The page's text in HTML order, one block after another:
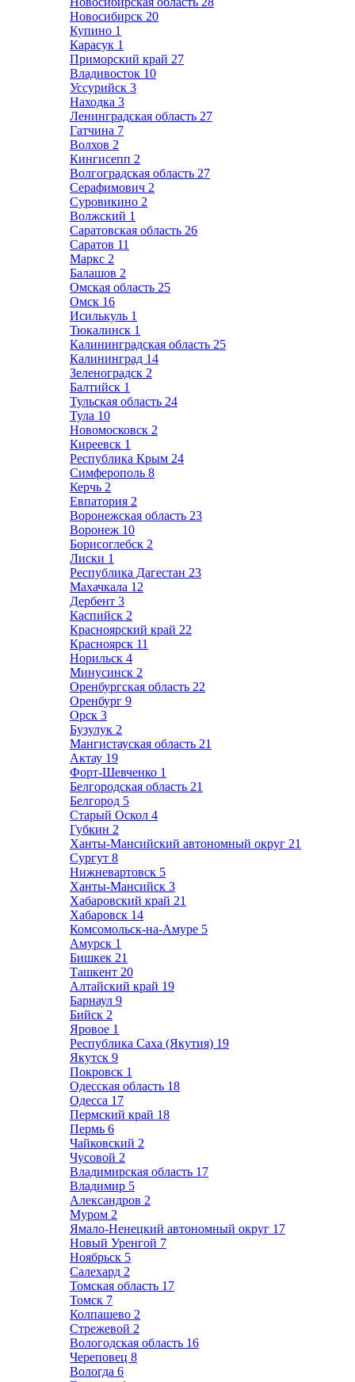
Новосибирск 20
Купино 1
Карасук 1
Приморский край 27
Владивосток 10
Уссурийск 3
Находка 3
Ленинградская область 27
Гатчина 7
Волхов 2
Кингисепп 2
Волгоградская область 27
Серафимович 2
Суровикино 2
Волжский 1
Саратовская область 26
Саратов 11
Маркс 2
Балашов 2
Омская область 25
Омск 16
Исилькуль 1
Тюкалинск 1
Калининградская область 25
Калининград 14
Зеленоградск 2
Балтийск 1
Тульская область 24
Тула 10
Новомосковск 2
Киреевск 1
Республика Крым 24
Симферополь 8
Керчь 2
Евпатория 2
Воронежская область 23
Воронеж 10
Борисоглебск 2
Лиски 1
Республика Дагестан 23
Махачкала 12
Дербент 3
Каспийск 2
Красноярский край 22
Красноярск 11
Норильск 4
Минусинск 2
Оренбургская область 22
Оренбург 9
Орск 3
Бузулук 2
Мангистауская область 21
Актау 19
Форт-Шевченко 1
Белгородская область 21
Белгород 5
Старый Оскол 4
Губкин 2
Ханты-Мансийский автономный округ 21
Сургут 8
Нижневартовск 5
Ханты-Мансийск 3
Хабаровский край 21
Хабаровск 14
Комсомольск-на-Амуре 5
Амурск 1
Бишкек 21
Ташкент 20
Алтайский край 19
Барнаул 9
Бийск 2
Яровое 1
Республика Саха (Якутия) 19
Якутск 9
Покровск 1
Одесская область 18
Одесса 17
Пермский край 18
Пермь 6
Чайковский 2
Чусовой 2
Владимирская область 17
Владимир 5
Александров 2
Муром 2
Ямало-Ненецкий автономный округ 17
Новый Уренгой 7
Ноябрьск 5
Салехард 2
Томская область 17
Томск 7
Колпашево 2
Стрежевой 2
Вологодская область 16
Череповец 8
Вологда 6